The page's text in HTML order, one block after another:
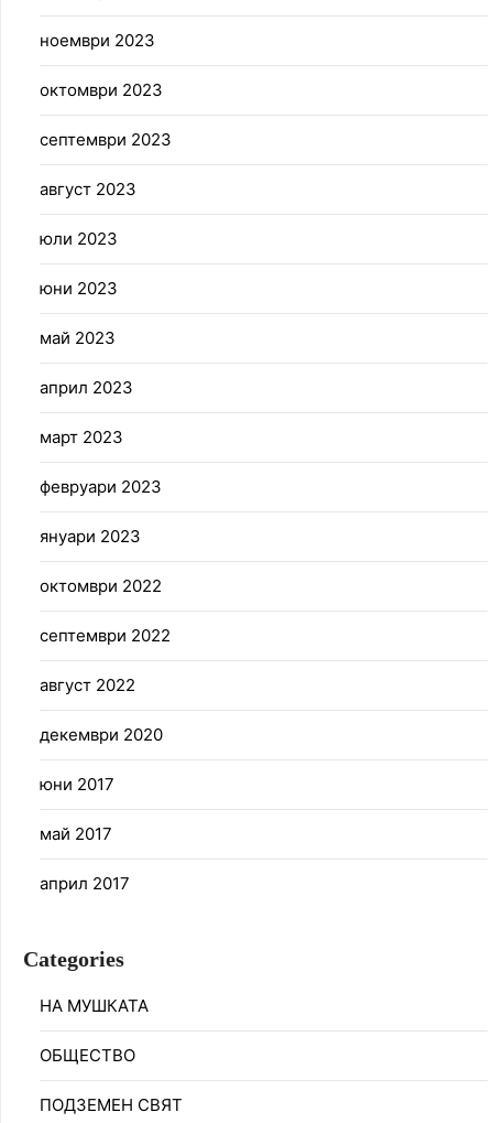
ноември 2023
октомври 2023
септември 2023
август 2023
юли 2023
юни 2023
май 2023
април 2023
март 2023
февруари 2023
януари 2023
октомври 2022
септември 2022
август 2022
декември 2020
юни 2017
май 2017
април 2017
Categories
НА МУШКАТА
ОБЩЕСТВО
ПОДЗЕМЕН СВЯТ